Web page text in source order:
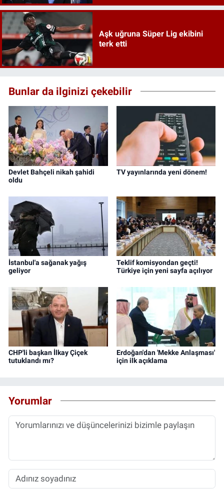
Aşk uğruna Süper Lig ekibini
terk etti
Bunlar da ilginizi çekebilir
Devlet Bahçeli nikah şahidi
oldu
TV yayınlarında yeni dönem!
İstanbul'a sağanak yağış
geliyor
Teklif komisyondan geçti!
Türkiye için yeni sayfa açılıyor
CHP'li başkan İlkay Çiçek
tutuklandı mı?
Erdoğan'dan 'Mekke Anlaşması'
için ilk açıklama
Yorumlar